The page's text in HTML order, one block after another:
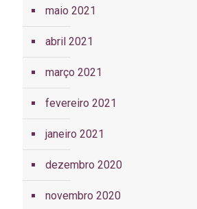
maio 2021
abril 2021
março 2021
fevereiro 2021
janeiro 2021
dezembro 2020
novembro 2020